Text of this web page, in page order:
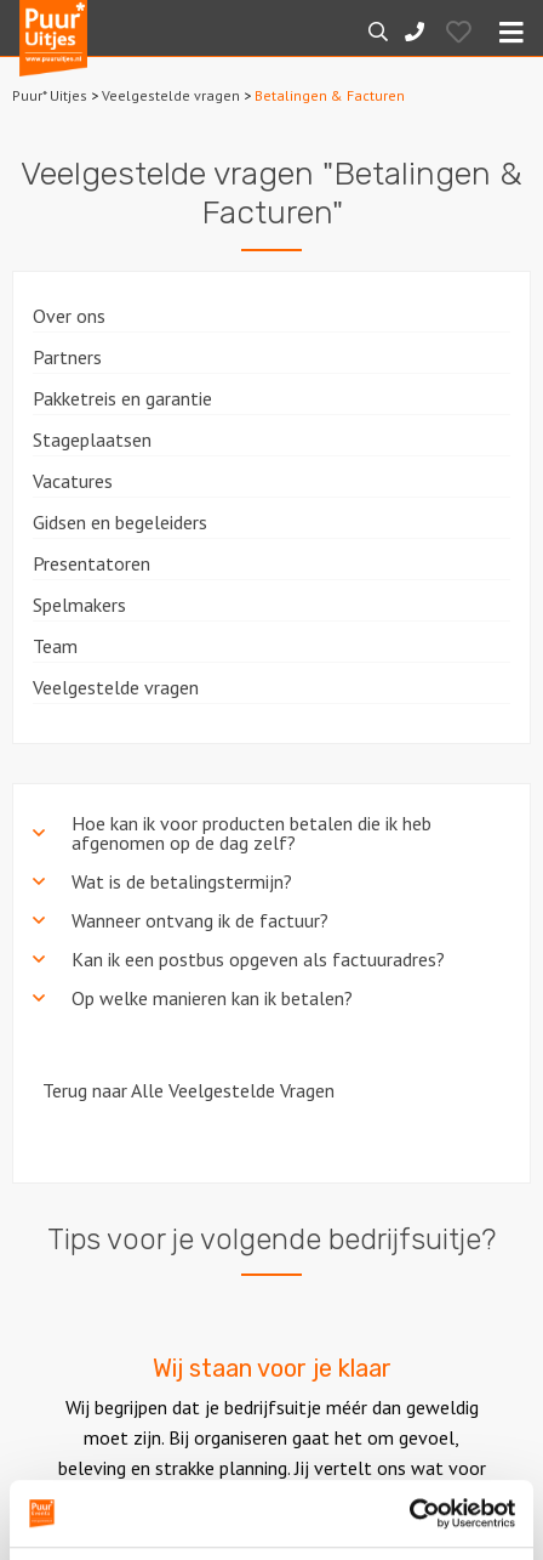
Puur*
Uitjes
Zoeken
088-
7887000
Hearts
Arrangementen
Dinerspellen
Creatieve workshops
Actieve workshops
Rondleidingen
Wandelingen
Puur* Uitjes > Veelgestelde vragen > Betalingen & Facturen
Veelgestelde vragen "Betalingen &
Facturen"
Over ons
Partners
Pakketreis en garantie
Stageplaatsen
Vacatures
Gidsen en begeleiders
Presentatoren
Spelmakers
Team
Veelgestelde vragen
Hoe kan ik voor producten betalen die ik heb
afgenomen op de dag zelf?
Wat is de betalingstermijn?
Wanneer ontvang ik de factuur?
Kan ik een postbus opgeven als factuuradres?
Op welke manieren kan ik betalen?
Terug naar Alle Veelgestelde Vragen
Tips voor je volgende bedrijfsuitje?
Wij staan voor je klaar
Wij begrijpen dat je bedrijfsuitje méér dan geweldig
moet zijn. Bij organiseren gaat het om gevoel,
beleving en strakke planning. Jij vertelt ons wat voor
effect je graag wilt. Wij kijken verder dan het internet